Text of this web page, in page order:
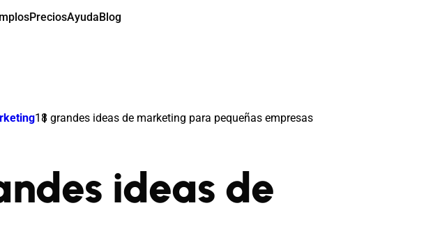
PreciosAyudaBlog
18 grandes ideas de marketing para pequeñas empresas
ideas de